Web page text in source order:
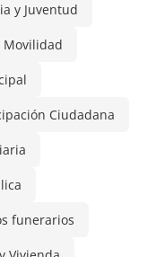
y Juventud
Movilidad
Ciudadana
funerarios